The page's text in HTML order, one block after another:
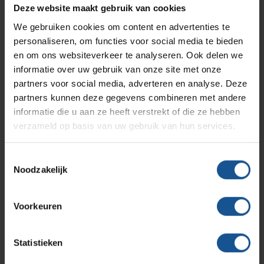
Deze website maakt gebruik van cookies
We gebruiken cookies om content en advertenties te
personaliseren, om functies voor social media te bieden
en om ons websiteverkeer te analyseren. Ook delen we
informatie over uw gebruik van onze site met onze
partners voor social media, adverteren en analyse. Deze
partners kunnen deze gegevens combineren met andere
informatie die u aan ze heeft verstrekt of die ze hebben
verzameld op basis van uw gebruik van hun services.
Noodzakelijk
Voorkeuren
Statistieken
2 plateaus
4 zwenkwielen Ø 100 mm
Accessoires
RVS wielen
Afvalbak met ophanging
Transportbak met ophanging
Afvalbak met ophanging, RVS wielen, Transportbak met
Branche
Zorginstellingen
Branches
Solutions
RVS Werkplekinrichting
Productlijnen
Medische afvalverpakkingen
Infectiepreventie en hygiëne
Assortiment
Onze merken
Hammerlit
Septodry
Metro
Zarges
Contact
Ons team
Klantcases
Vacatures